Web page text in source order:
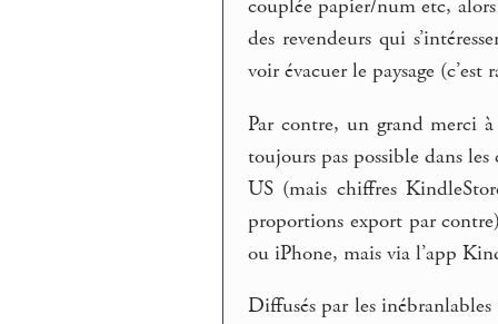
couplée papier/num etc,
des revendeurs qui
voir évacuer le paysage (c’est
Par contre, un grand merci
toujours pas possible dans
US (mais chiffres
proportions export par
ou iPhone, mais via l’app
Diffusés par les inébranlables